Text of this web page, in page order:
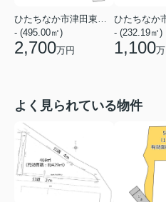
- (495.00㎡)
2,700万円
ひたちなか
- (232.19㎡)
1,100
よく見られている物件